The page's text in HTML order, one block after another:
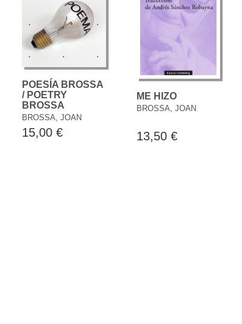
POESÍA BROSSA
/ POETRY
BROSSA
BROSSA, JOAN
15,00 €
ME HIZO
BROSSA, JOAN
13,50 €